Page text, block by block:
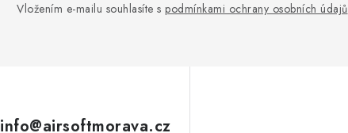
Vložením e-mailu souhlasíte s podmínkami ochrany osobních údajů
info@airsoftmorava.cz